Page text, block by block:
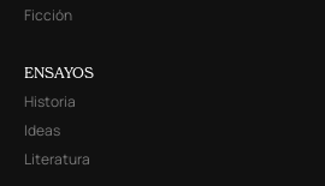
Ficción
ENSAYOS
Historia
Ideas
Literatura